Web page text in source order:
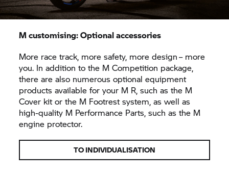
M customising: Optional accessories
More race track, more safety, more design – more
you. In addition to the M Competition package,
there are also numerous optional equipment
products available for your M R, such as the M
Cover kit or the M Footrest system, as well as
high-quality M Performance Parts, such as the M
engine protector.
TO INDIVIDUALISATION